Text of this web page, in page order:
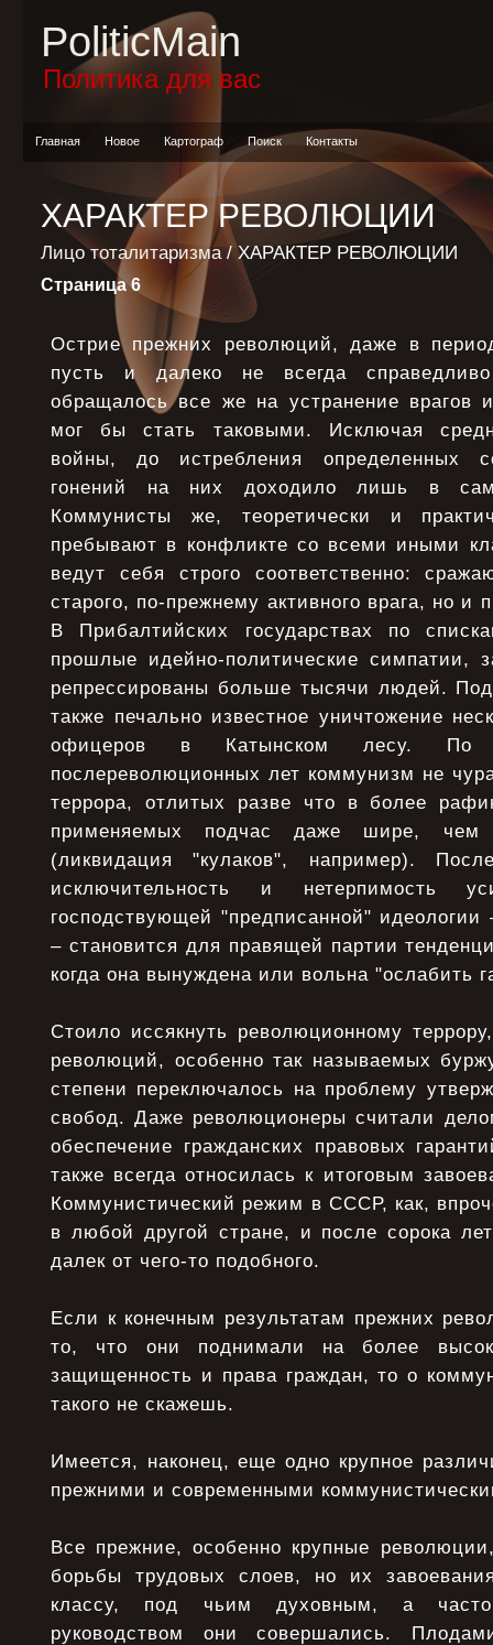
PoliticMain
Политика для вас
Главная Новое Картограф Поиск Контакты
ХАРАКТЕР РЕВОЛЮЦИИ
Лицо тоталитаризма/ ХАРАКТЕР РЕВОЛЮЦИИ
Страница 6
Острие прежних революций, даже в
пусть и далеко не всегда
обращалось все же на устранение врагов
мог бы стать таковыми. Исключая
войны, до истребления определенных
гонений на них доходило лишь в
Коммунисты же, теоретически и
пребывают в конфликте со всеми иными
ведут себя строго соответственно:
старого, по-прежнему активного врага, но и
В Прибалтийских государствах по
прошлые идейно-политические симпатии,
репрессированы больше тысячи людей.
также печально известное уничтожение
офицеров в Катынском лесу. По
послереволюционных лет коммунизм не
террора, отлитых разве что в более
применяемых подчас даже шире,
(ликвидация "кулаков", например).
исключительность и нетерпимость
господствующей "предписанной"
– становится для правящей партии
когда она вынуждена или вольна "ослабить
Стоило иссякнуть революционному
революций, особенно так называемых
степени переключалось на проблему
свобод. Даже революционеры считали
обеспечение гражданских правовых
также всегда относилась к итоговым
Коммунистический режим в СССР, как,
в любой другой стране, и после сорока
далек от чего-то подобного.
Если к конечным результатам прежних
то, что они поднимали на более
защищенность и права граждан, то о
такого не скажешь.
Имеется, наконец, еще одно крупное
прежними и современными
Все прежние, особенно крупные
борьбы трудовых слоев, но их
классу, под чьим духовным, а часто
руководством они совершались.